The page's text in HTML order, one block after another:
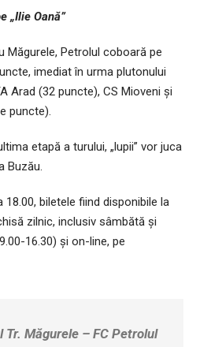
„Ilie Oană”
Măgurele, Petrolul coboară pe
imediat în urma plutonului
Arad (32 puncte), CS Mioveni și
puncte).
etapă a turului, „lupii” vor juca
Buzău.
18.00, biletele fiind disponibile la
zilnic, inclusiv sâmbătă și
16.30) și on-line, pe
Tr. Măgurele – FC Petrolul